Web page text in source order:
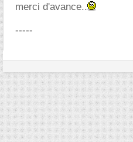
merci d'avance..
-----